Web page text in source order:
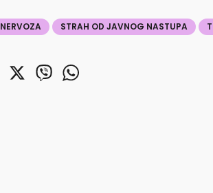
NERVOZA STRAH OD JAVNOG NASTUPA